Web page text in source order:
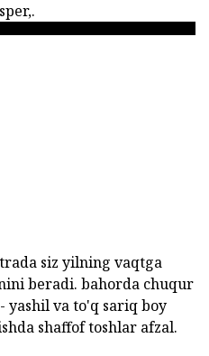
siz yilning vaqtga
beradi. bahorda chuqur
yashil va to'q sariq boy
shaffof toshlar afzal.